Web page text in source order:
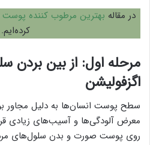
در مقاله بهترین مرطوب کننده
کرده‌ایم.
مرحله اول: از بین بردن
اگزفولیشن
سطح پوست انسان‌ها به دلیل مجاور
معرض آلودگی‌ها و آسیب‌های زیادی
روی پوست صورت و بدن سلول‌های